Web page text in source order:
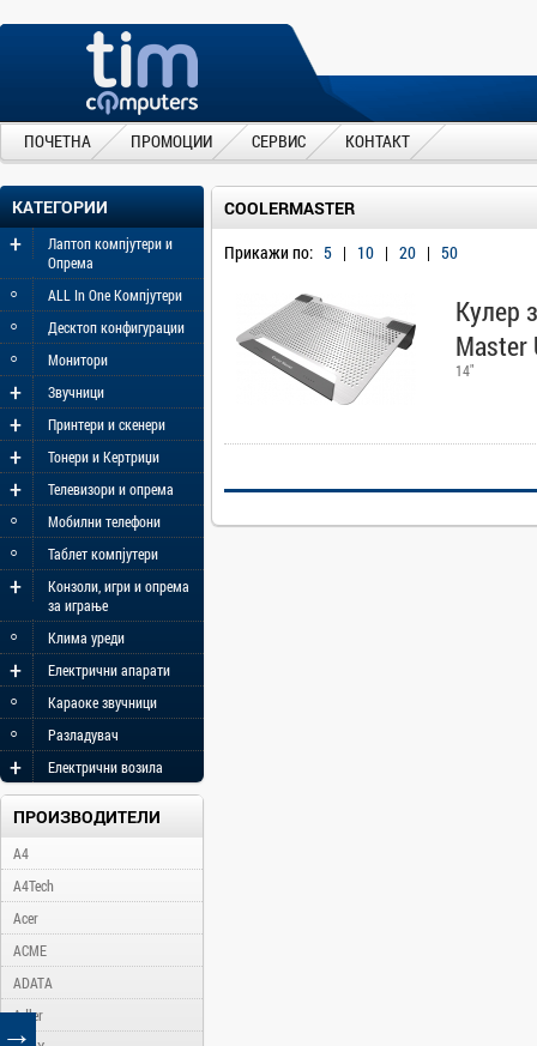
ПОЧЕТНА ПРОМОЦИИ СЕРВИС КОНТАКТ
КАТЕГОРИИ
Лаптоп компјутери и
Опрема
+
ALL In One Компјутери
◦
Десктоп конфигурации
◦
Монитори
◦
Звучници
+
Принтери и скенери
+
Тонери и Кертриџи
+
Телевизори и опрема
+
Мобилни телефони
◦
Таблет компјутери
◦
Конзоли, игри и опрема
за играње
+
Клима уреди
◦
Електрични апарати
+
Караоке звучници
◦
Разладувач
◦
Електрични возила
+
ПРОИЗВОДИТЕЛИ
A4
A4Tech
Acer
ACME
ADATA
Adler
COOLERMASTER
Прикажи по: 5 | 10 | 20 | 50
Кулер
Master
14"
→